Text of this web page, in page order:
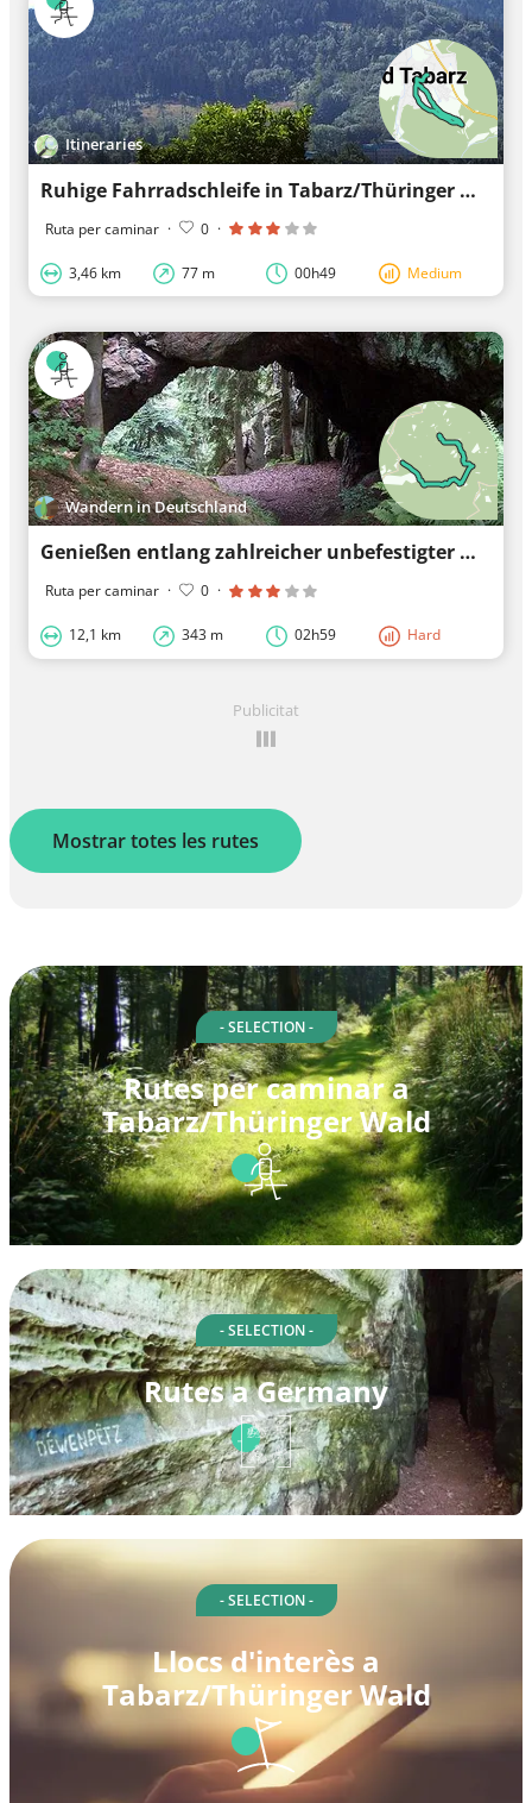
Itineraries
Ruhige Fahrradschleife in Tabarz/Thüringer Wald
Ruta per caminar · 0 ·
3,46 km 77 m 00h49 Medium
Wandern in Deutschland
Genießen entlang zahlreicher unbefestigter Wege
Ruta per caminar · 0 ·
12,1 km 343 m 02h59 Hard
Publicitat
Mostrar totes les rutes
- SELECTION -
Rutes per caminar a
Tabarz/Thüringer Wald
- SELECTION -
Rutes a Germany
- SELECTION -
Llocs d'interès a
Tabarz/Thüringer Wald